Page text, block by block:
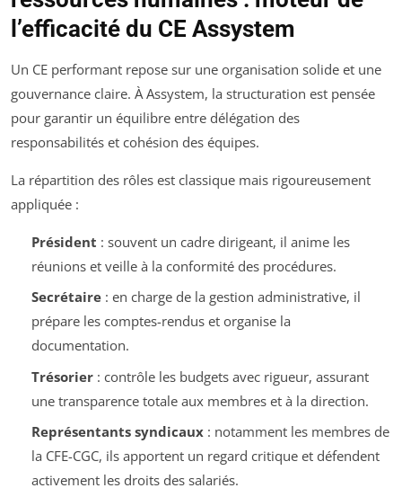
l’efficacité du CE Assystem
Un CE performant repose sur une organisation solide et une
gouvernance claire. À Assystem, la structuration est pensée
pour garantir un équilibre entre délégation des
responsabilités et cohésion des équipes.
La répartition des rôles est classique mais rigoureusement
appliquée :
Président : souvent un cadre dirigeant, il anime les
réunions et veille à la conformité des procédures.
Secrétaire: en charge de la gestion administrative, il
prépare les comptes-rendus et organise la
documentation.
Trésorier: contrôle les budgets avec rigueur, assurant
une transparence totale aux membres et à la direction.
Représentants syndicaux: notamment les membres de
la CFE-CGC, ils apportent un regard critique et défendent
activement les droits des salariés.